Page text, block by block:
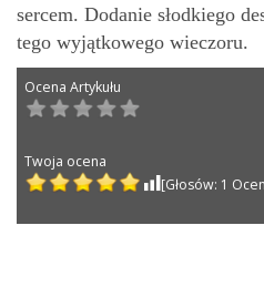
sercem. Dodanie słodkiego
tego wyjątkowego wieczoru.
Post navigation